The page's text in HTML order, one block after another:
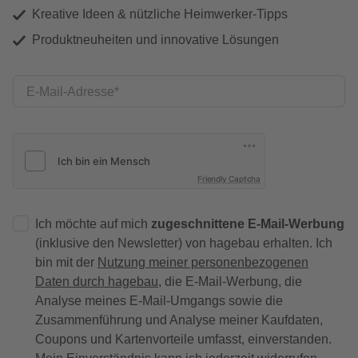
Kreative Ideen & nützliche Heimwerker-Tipps
Produktneuheiten und innovative Lösungen
E-Mail-Adresse
Friendly Captcha
Ich möchte auf mich zugeschnittene E-Mail-Werbung
(inklusive den Newsletter) von hagebau erhalten. Ich
bin mit der Nutzung meiner personenbezogenen
Daten durch hagebau, die E-Mail-Werbung, die
Analyse meines E-Mail-Umgangs sowie die
Zusammenführung und Analyse meiner Kaufdaten,
Coupons und Kartenvorteile umfasst, einverstanden.